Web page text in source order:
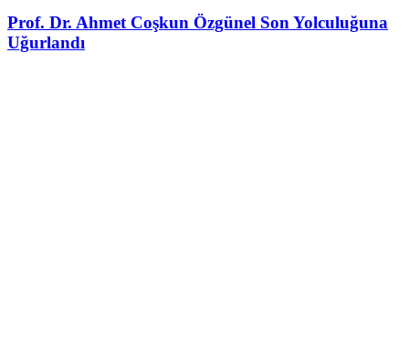
Prof. Dr. Ahmet Coşkun Özgünel Son Yolculuğuna
Uğurlandı